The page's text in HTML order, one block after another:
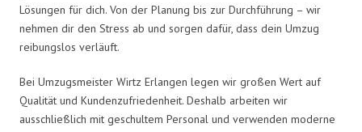
Lösungen für dich. Von der Planung bis zur Durchführung – wir
nehmen dir den Stress ab und sorgen dafür, dass dein Umzug
reibungslos verläuft.
Bei Umzugsmeister Wirtz Erlangen legen wir großen Wert auf
Qualität und Kundenzufriedenheit. Deshalb arbeiten wir
ausschließlich mit geschultem Personal und verwenden moderne